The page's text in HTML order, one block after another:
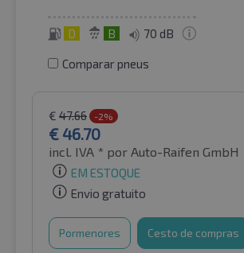
D B 70 dB
Comparar pneus
€ 47.66 -2%
€ 46.70
incl. IVA * por Auto-Raifen GmbH
EM ESTOQUE
Envio gratuito
Pormenores Cesto de compras